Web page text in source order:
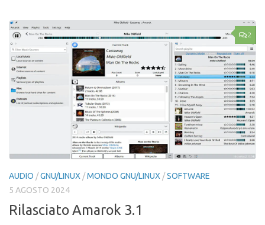
2
AUDIO /GNU/LINUX /MONDO GNU/LINUX /SOFTWARE
5 AGOSTO 2024
Rilasciato Amarok 3.1